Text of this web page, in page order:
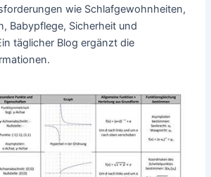
wie Schlafgewohnheiten,
Babypflege, Sicherheit und
täglicher Blog ergänzt die